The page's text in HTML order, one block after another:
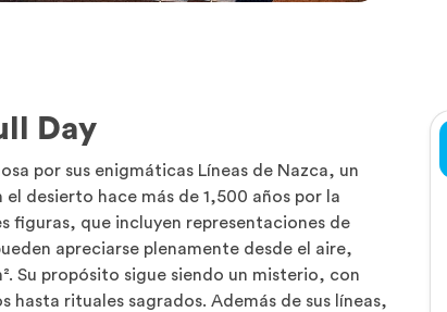
Day
por sus enigmáticas Líneas de Nazca, un
desierto hace más de 1,500 años por la
figuras, que incluyen representaciones de
apreciarse plenamente desde el aire,
Su propósito sigue siendo un misterio, con
rituales sagrados. Además de sus líneas,